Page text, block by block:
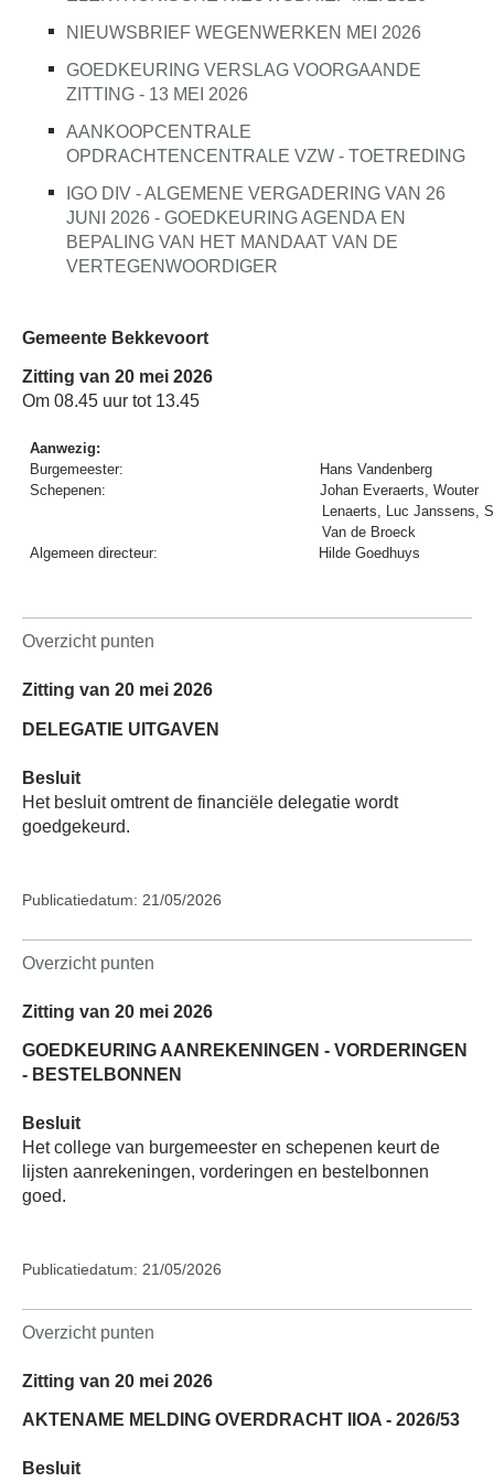
NIEUWSBRIEF WEGENWERKEN MEI 2026
GOEDKEURING VERSLAG VOORGAANDE
ZITTING - 13 MEI 2026
AANKOOPCENTRALE
OPDRACHTENCENTRALE VZW - TOETREDING
IGO DIV - ALGEMENE VERGADERING VAN 26
JUNI 2026 - GOEDKEURING AGENDA EN
BEPALING VAN HET MANDAAT VAN DE
VERTEGENWOORDIGER
Gemeente Bekkevoort
Zitting van 20 mei 2026
Om 08.45 uur tot 13.45
Aanwezig:
Burgemeester:
Hans Vandenberg
Schepenen:
Johan Everaerts, Wouter
Lenaerts, Luc Janssens,
Van de Broeck
Algemeen directeur:
Hilde Goedhuys
Overzicht punten
Zitting van 20 mei 2026
DELEGATIE UITGAVEN
Besluit
Het besluit omtrent de financiële delegatie wordt
goedgekeurd.
Publicatiedatum: 21/05/2026
Overzicht punten
Zitting van 20 mei 2026
GOEDKEURING AANREKENINGEN - VORDERINGEN
- BESTELBONNEN
Besluit
Het college van burgemeester en schepenen keurt de
lijsten aanrekeningen, vorderingen en bestelbonnen
goed.
Publicatiedatum: 21/05/2026
Overzicht punten
Zitting van 20 mei 2026
AKTENAME MELDING OVERDRACHT IIOA - 2026/53
Besluit